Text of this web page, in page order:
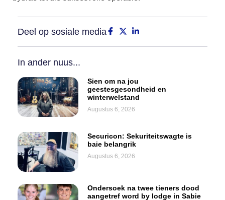
Deel op sosiale media
In ander nuus...
Sien om na jou
geestesgesondheid en
winterwelstand
Augustus 6, 2026
Securicon: Sekuriteitswagte is
baie belangrik
Augustus 6, 2026
Ondersoek na twee tieners dood
aangetref word by lodge in Sabie